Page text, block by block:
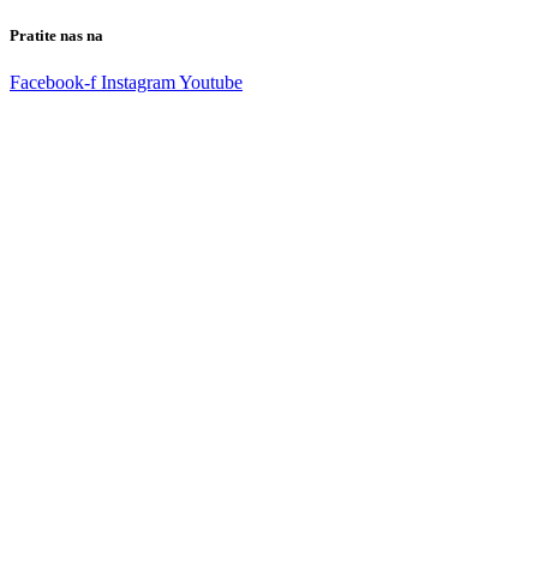
Pratite nas na
Facebook-f InstagramYoutube